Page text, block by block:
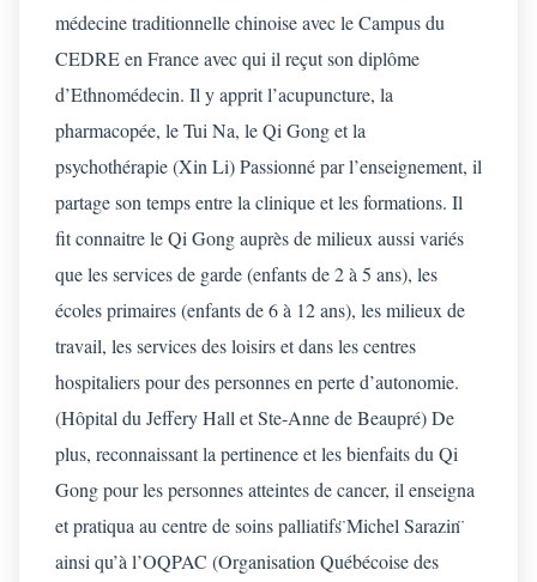
médecine traditionnelle chinoise avec le Campus du
CEDRE en France avec qui il reçut son diplôme
d’Ethnomédecin. Il y apprit l’acupuncture, la
pharmacopée, le Tui Na, le Qi Gong et la
psychothérapie (Xin Li) Passionné par l’enseignement, il
partage son temps entre la clinique et les formations. Il
fit connaitre le Qi Gong auprès de milieux aussi variés
que les services de garde (enfants de 2 à 5 ans), les
écoles primaires (enfants de 6 à 12 ans), les milieux de
travail, les services des loisirs et dans les centres
hospitaliers pour des personnes en perte d’autonomie.
(Hôpital du Jeffery Hall et Ste-Anne de Beaupré) De
plus, reconnaissant la pertinence et les bienfaits du Qi
Gong pour les personnes atteintes de cancer, il enseigna
et pratiqua au centre de soins palliatifs ̈Michel Sarazin ̈
ainsi qu’à l’OQPAC (Organisation Québécoise des